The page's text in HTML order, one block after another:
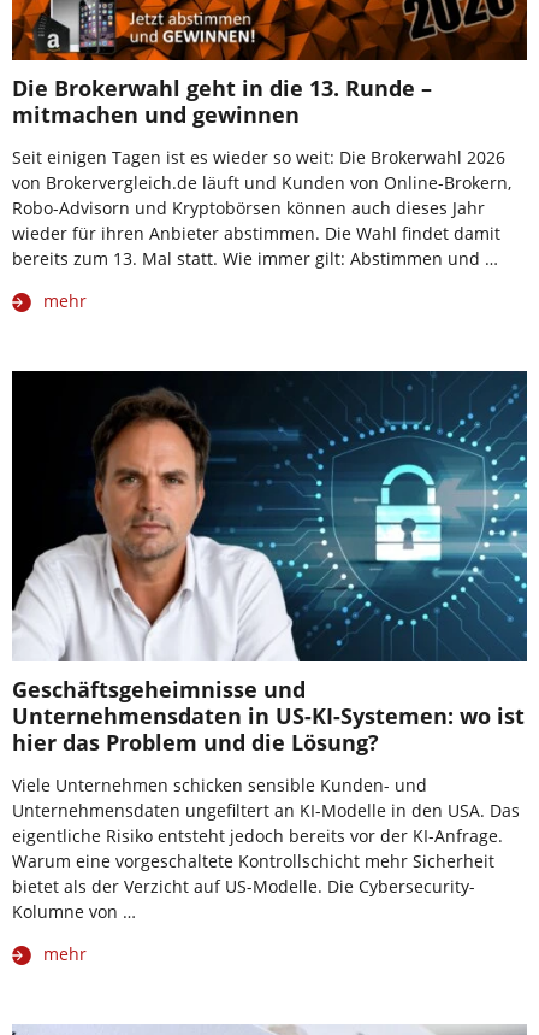
Die Brokerwahl geht in die 13. Runde –
mitmachen und gewinnen
Seit einigen Tagen ist es wieder so weit: Die Brokerwahl 2026
von Brokervergleich.de läuft und Kunden von Online-Brokern,
Robo-Advisorn und Kryptobörsen können auch dieses Jahr
wieder für ihren Anbieter abstimmen. Die Wahl findet damit
bereits zum 13. Mal statt. Wie immer gilt: Abstimmen und …
mehr
Geschäftsgeheimnisse und
Unternehmensdaten in US-KI-Systemen: wo ist
hier das Problem und die Lösung?
Viele Unternehmen schicken sensible Kunden- und
Unternehmensdaten ungefiltert an KI-Modelle in den USA. Das
eigentliche Risiko entsteht jedoch bereits vor der KI-Anfrage.
Warum eine vorgeschaltete Kontrollschicht mehr Sicherheit
bietet als der Verzicht auf US-Modelle. Die Cybersecurity-
Kolumne von …
mehr